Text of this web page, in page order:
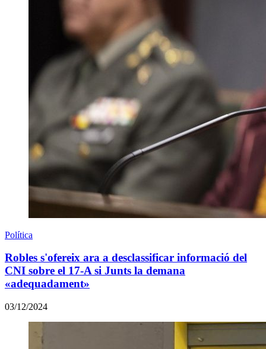
Política
Robles s'ofereix ara a desclassificar informació del
CNI sobre el 17-A si Junts la demana
«adequadament»
03/12/2024